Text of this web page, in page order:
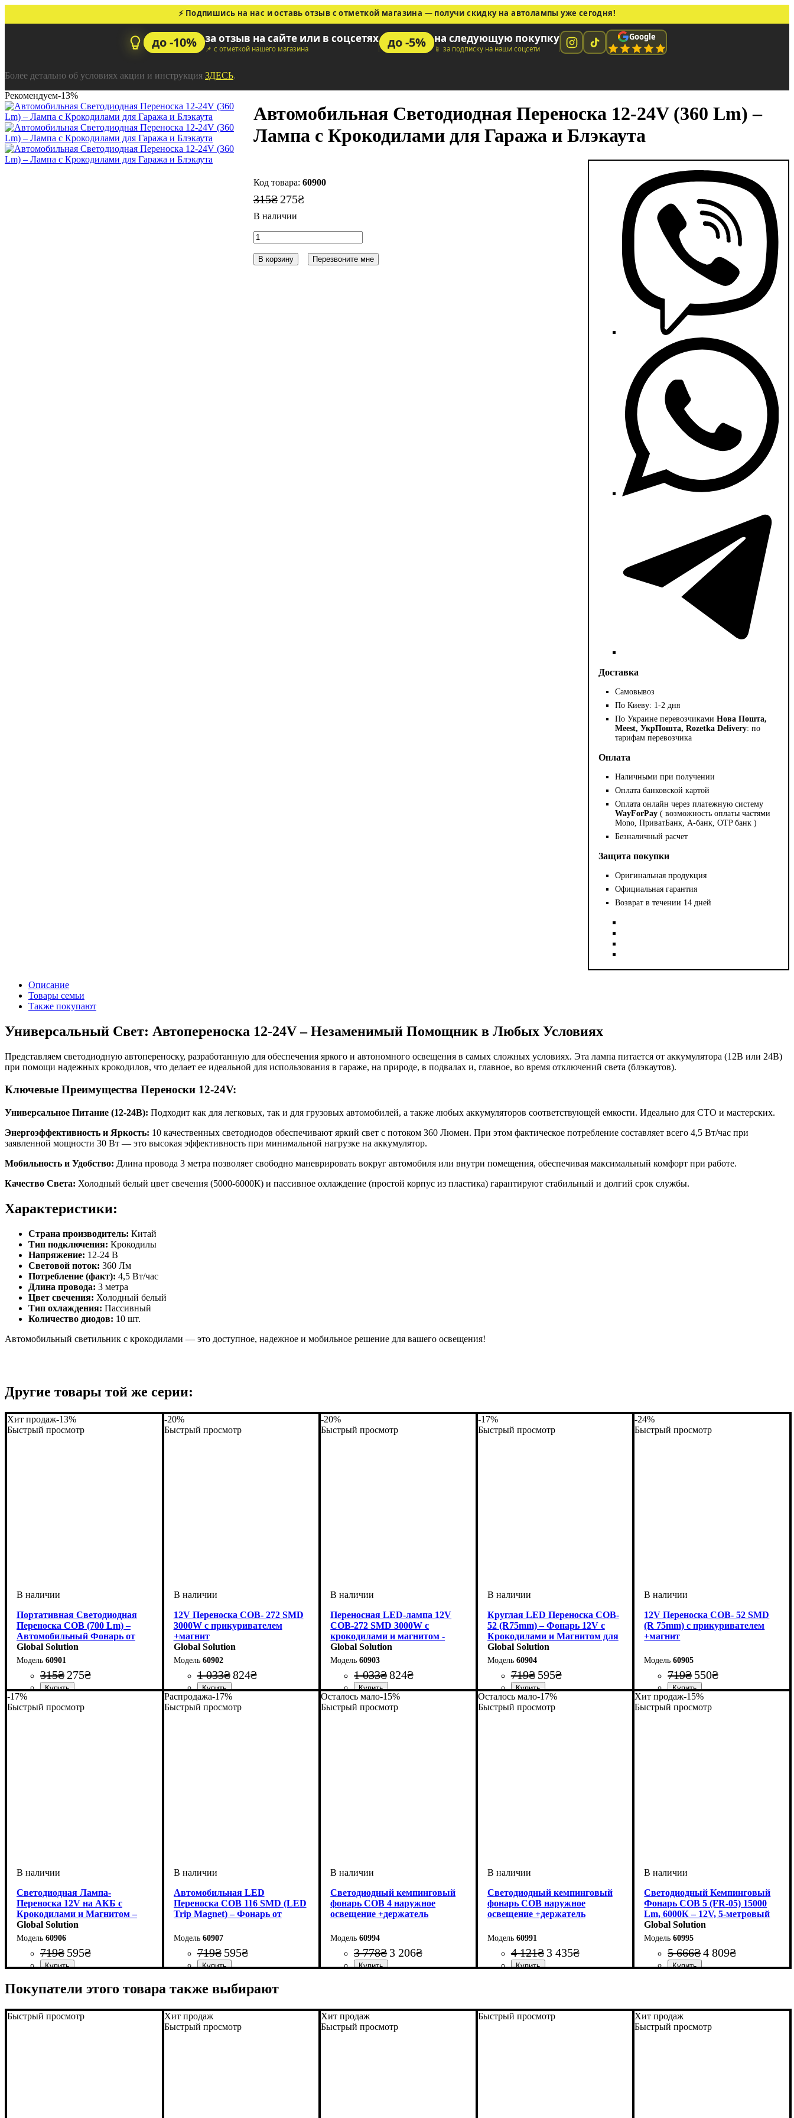
⚡ Подпишись на нас и оставь отзыв с отметкой магазина — получи скидку на автолампы уже сегодня!
до -10% за отзыв на сайте или в соцсетях
📌 с отметкой нашего магазина до -5% на следующую покупку
📱 за подписку на наши соцсети
Google
Более детально об условиях акции и инструкция ЗДЕСЬ.
Рекомендуем-13%
Автомобильная Светодиодная Переноска 12-24V (360 Lm) –
Лампа с Крокодилами для Гаража и Блэкаута
60900
315₴ 275₴
В корзину Перезвоните мне
Доставка
Самовывоз
По Киеву: 1-2 дня
По Украине перевозчикамиНова Пошта,
Meest, УкрПошта, Rozetka Delivery: по
тарифам перевозчика
Оплата
Наличными при получении
Оплата банковской картой
Оплата онлайн через платежную систему
WayForPay( возможность оплаты частями
Mono, ПриватБанк, А-банк, OTP банк )
Безналичный расчет
Защита покупки
Оригинальная продукция
Официальная гарантия
Возврат в течении 14 дней
Описание
Товары семьи
Также покупают
Универсальный Свет: Автопереноска 12-24V – Незаменимый Помощник в Любых Условиях
Представляем светодиодную автопереноску, разработанную для обеспечения яркого и автономного освещения в самых сложных условиях. Эта лампа питается от аккумулятора (12В или 24В)
при помощи надежных крокодилов, что делает ее идеальной для использования в гараже, на природе, в подвалах и, главное, во время отключений света (блэкаутов).
Ключевые Преимущества Переноски 12-24V:
Универсальное Питание (12-24В): Подходит как для легковых, так и для грузовых автомобилей, а также любых аккумуляторов соответствующей емкости. Идеально для СТО и мастерских.
Энергоэффективность и Яркость: 10 качественных светодиодов обеспечивают яркий свет с потоком 360 Люмен. При этом фактическое потребление составляет всего 4,5 Вт/час при
заявленной мощности 30 Вт — это высокая эффективность при минимальной нагрузке на аккумулятор.
Мобильность и Удобство: Длина провода 3 метра позволяет свободно маневрировать вокруг автомобиля или внутри помещения, обеспечивая максимальный комфорт при работе.
Качество Света: Холодный белый цвет свечения (5000-6000К) и пассивное охлаждение (простой корпус из пластика) гарантируют стабильный и долгий срок службы.
Характеристики:
Страна производитель: Китай
Тип подключения: Крокодилы
Напряжение: 12-24 В
Световой поток: 360 Лм
Потребление (факт): 4,5 Вт/час
Длина провода: 3 метра
Цвет свечения: Холодный белый
Тип охлаждения: Пассивный
Количество диодов: 10 шт.
Автомобильный светильник с крокодилами — это доступное, надежное и мобильное решение для вашего освещения!
Другие товары той же серии:
Хит продаж-13%
Быстрый просмотр
Портативная Светодиодная
Переноска COB (700 Lm) –
Автомобильный Фонарь от
Прикуривателя с Магнитом
Global Solution
60901
315₴ 275₴
-20%
Быстрый просмотр
12V Переноска COB- 272 SMD
3000W с прикуривателем
+магнит
Global Solution
60902
1 033₴ 824₴
-20%
Быстрый просмотр
Переносная LED-лампа 12V
COB-272 SMD 3000W с
крокодилами и магнитом -
мощный прожектор для авто и
гаража
Global Solution
60903
1 033₴824₴
-17%
Быстрый просмотр
Круглая LED Переноска COB-
52 (R75mm) – Фонарь 12V с
Крокодилами и Магнитом для
Блэкаута
Global Solution
60904
719₴ 595₴
-24%
Быстрый просмотр
12V Переноска COB- 52 SMD
(R 75mm) c прикуривателем
+магнит
60905
719₴ 550₴
-17%
Быстрый просмотр
Светодиодная Лампа-
Переноска 12V на АКБ с
Крокодилами и Магнитом –
3000 Вт (Эквивалент)
Global Solution
60906
719₴ 595₴
Распродажа-17%
Быстрый просмотр
Автомобильная LED
Переноска COB 116 SMD (LED
Trip Magnet) – Фонарь от
60907
719₴ 595₴
Осталось мало-15%
Быстрый просмотр
Cветодиодный кемпинговый
фонарь COB 4 наружное
освещение +держатель
60994
3 778₴ 3 206₴
Осталось мало-17%
Быстрый просмотр
Cветодиодный кемпинговый
фонарь COB наружное
освещение +держатель
60991
4 121₴ 3 435₴
Хит продаж-15%
Быстрый просмотр
Светодиодный Кемпинговый
Фонарь COB 5 (FR-05) 15000
Lm, 6000К – 12V, 5-метровый
Держатель, Пульт
Global Solution
60995
5 666₴4 809₴
Покупатели этого товара также выбирают
Быстрый просмотр
Хит продаж
Быстрый просмотр
Хит продаж
Быстрый просмотр
Быстрый просмотр
Хит продаж
Быстрый просмотр